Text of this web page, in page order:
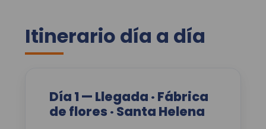
Itinerario día a día
Día 1 — Llegada · Fábrica
de flores · Santa Helena